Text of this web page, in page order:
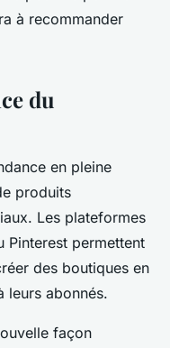
à recommander
du
en pleine
produits
Les plateformes
Pinterest permettent
des boutiques en
leurs abonnés.
façon